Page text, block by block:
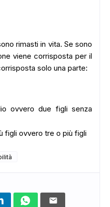
rimasti in vita. Se sono
viene corrisposta per il
solo una parte:
ovvero due figli senza
figli ovvero tre o più figli